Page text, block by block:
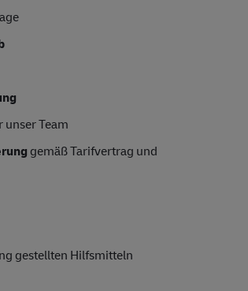
Team
gemäß Tarifvertrag und
gestellten Hilfsmitteln